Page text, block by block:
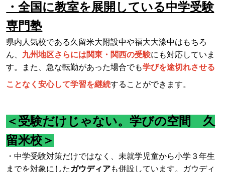
・全国に教室を展開している中学受験
専門塾
県内人気校である久留米大附設中や福大大濠中はもちろ
ん、 九州地区さらには関東・関西の受験にも対応していま
す。また、急な転勤があった場合でも学びを途切れさせる
ことなく安心して学習を継続することができます。
＜受験だけじゃない。学びの空間 久
留米校＞
・中学受験対策だけではなく、未就学児童から小学３年生
までを対象にした ガウディアも併設しています。ガウディ